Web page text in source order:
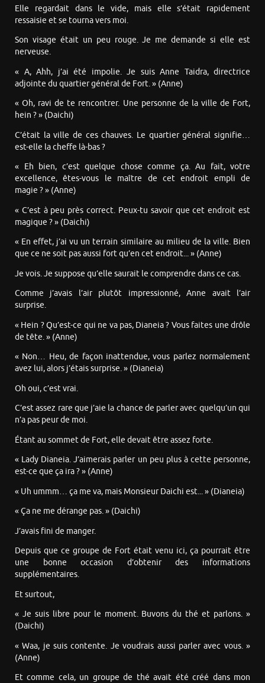
Elle regardait dans le vide, mais elle s’était rapidement
ressaisie et se tourna vers moi.
Son visage était un peu rouge. Je me demande si elle est
nerveuse.
« A, Ahh, j’ai été impolie. Je suis Anne Taidra, directrice
adjointe du quartier général de Fort. » (Anne)
« Oh, ravi de te rencontrer. Une personne de la ville de Fort,
hein ? » (Daichi)
C’était la ville de ces chauves. Le quartier général signifie…
est-elle la cheffe là-bas ?
« Eh bien, c’est quelque chose comme ça. Au fait, votre
excellence, êtes-vous le maître de cet endroit empli de
magie ? » (Anne)
« C’est à peu près correct. Peux-tu savoir que cet endroit est
magique ? » (Daichi)
« En effet, j’ai vu un terrain similaire au milieu de la ville. Bien
que ce ne soit pas aussi fort qu’en cet endroit... » (Anne)
Je vois. Je suppose qu’elle saurait le comprendre dans ce cas.
Comme j’avais l’air plutôt impressionné, Anne avait l’air
surprise.
« Hein ? Qu’est-ce qui ne va pas, Dianeia ? Vous faites une drôle
de tête. » (Anne)
« Non… Heu, de façon inattendue, vous parlez normalement
avez lui, alors j’étais surprise. » (Dianeia)
Oh oui, c’est vrai.
C’est assez rare que j’aie la chance de parler avec quelqu’un qui
n’a pas peur de moi.
Étant au sommet de Fort, elle devait être assez forte.
« Lady Dianeia. J’aimerais parler un peu plus à cette personne,
est-ce que ça ira ? » (Anne)
« Uh ummm… ça me va, mais Monsieur Daichi est... » (Dianeia)
« Ça ne me dérange pas. » (Daichi)
J’avais fini de manger.
Depuis que ce groupe de Fort était venu ici, ça pourrait être
une bonne occasion d’obtenir des informations
supplémentaires.
Et surtout,
« Je suis libre pour le moment. Buvons du thé et parlons. »
(Daichi)
« Waa, je suis contente. Je voudrais aussi parler avec vous. »
(Anne)
Et comme cela, un groupe de thé avait été créé dans mon